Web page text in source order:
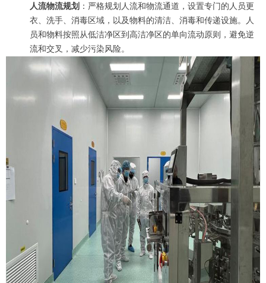
人流物流规划 ：严格规划人流和物流通道，设置专门的人员更
衣、洗手、消毒区域，以及物料的清洁、消毒和传递设施。人
员和物料按照从低洁净区到高洁净区的单向流动原则，避免逆
流和交叉，减少污染风险。